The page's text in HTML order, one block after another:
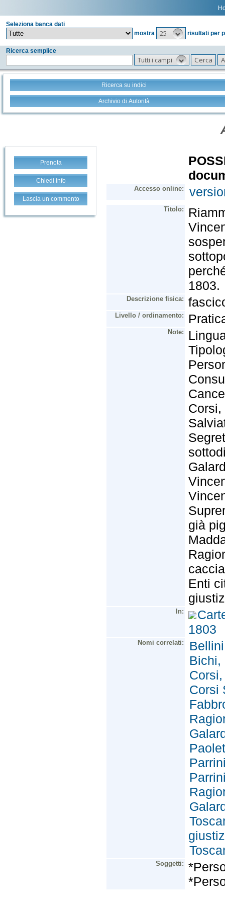
Seleziona banca dati
mostra
25 risultati per
Ricerca semplice
Tutti i campi
Ricerca su indici
Archivio di Autorità
Prenota
Chiedi info
Lascia un commento